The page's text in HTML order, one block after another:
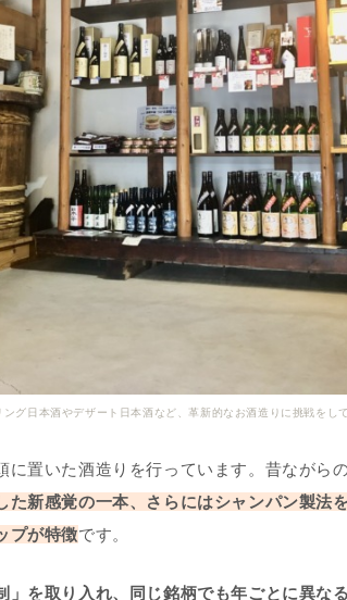
グ日本酒やデザート日本酒など、革新的なお酒造りに挑戦をし
に置いた酒造りを行っています。昔ながら
た新感覚の一本、さらにはシャンパン製法
プが特徴です。
」を取り入れ、同じ銘柄でも年ごとに異な